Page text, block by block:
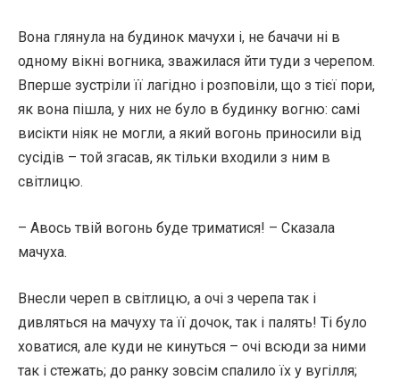
Вона глянула на будинок мачухи і, не бачачи ні в
одному вікні вогника, зважилася йти туди з черепом.
Вперше зустріли її лагідно і розповіли, що з тієї пори,
як вона пішла, у них не було в будинку вогню: самі
висікти ніяк не могли, а який вогонь приносили від
сусідів – той згасав, як тільки входили з ним в
світлицю.
– Авось твій вогонь буде триматися! – Сказала
мачуха.
Внесли череп в світлицю, а очі з черепа так і
дивляться на мачуху та її дочок, так і палять! Ті було
ховатися, але куди не кинуться – очі всюди за ними
так і стежать; до ранку зовсім спалило їх у вугілля;